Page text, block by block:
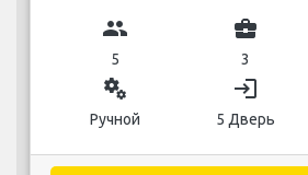
group
5
business_center
3
miscellaneous_services
Ручной
login
5 Дверь